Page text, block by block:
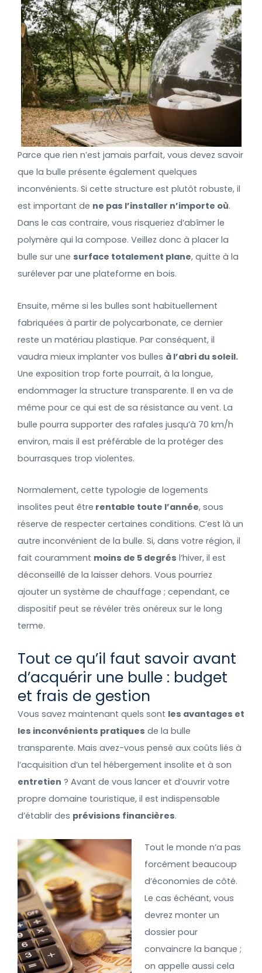
Parce que rien n’est jamais parfait, vous devez savoir
que la bulle présente également quelques
inconvénients. Si cette structure est plutôt robuste, il
est important de ne pas l’installer n’importe où.
Dans le cas contraire, vous risqueriez d’abîmer le
polymère qui la compose. Veillez donc à placer la
bulle sur une surface totalement plane, quitte à la
surélever par une plateforme en bois.
Ensuite, même si les bulles sont habituellement
fabriquées à partir de polycarbonate, ce dernier
reste un matériau plastique. Par conséquent, il
vaudra mieux implanter vos bulles à l’abri du soleil.
Une exposition trop forte pourrait, à la longue,
endommager la structure transparente. Il en va de
même pour ce qui est de sa résistance au vent. La
bulle pourra supporter des rafales jusqu’à 70 km/h
environ, mais il est préférable de la protéger des
bourrasques trop violentes.
Normalement, cette typologie de logements
insolites peut être rentable toute l’année, sous
réserve de respecter certaines conditions. C’est là un
autre inconvénient de la bulle. Si, dans votre région, il
fait couramment moins de 5 degrés l’hiver, il est
déconseillé de la laisser dehors. Vous pourriez
ajouter un système de chauffage ; cependant, ce
dispositif peut se révéler très onéreux sur le long
terme.
Tout ce qu’il faut savoir avant
d’acquérir une bulle : budget
et frais de gestion
Vous savez maintenant quels sont les avantages et
les inconvénients pratiques de la bulle
transparente. Mais avez-vous pensé aux coûts liés à
l’acquisition d’un tel hébergement insolite et à son
entretien ? Avant de vous lancer et d’ouvrir votre
propre domaine touristique, il est indispensable
d’établir des prévisions financières.
Tout le monde n’a pas
forcément beaucoup
d’économies de côté.
Le cas échéant, vous
devrez monter un
dossier pour
convaincre la banque ;
on appelle aussi cela